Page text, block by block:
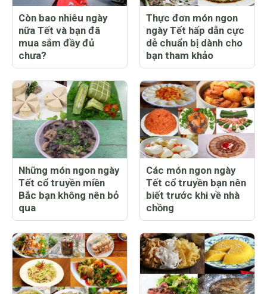
Còn bao nhiêu ngày
nữa Tết và bạn đã
mua sắm đầy đủ
chưa?
Thực đơn món ngon
ngày Tết hấp dẫn cực
dễ chuẩn bị dành cho
bạn tham khảo
Những món ngon ngày
Tết cổ truyền miền
Bắc bạn không nên bỏ
qua
Các món ngon ngày
Tết cổ truyền bạn nên
biết trước khi về nhà
chồng